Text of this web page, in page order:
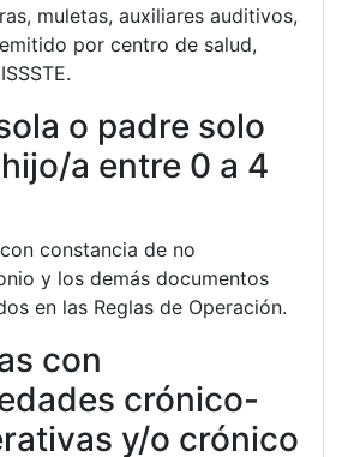
muletas, auxiliares auditivos,
por centro de salud,
o padre solo
a entre 0 a 4
constancia de no
y los demás documentos
en las Reglas de Operación.
con
crónico-
y/o crónico